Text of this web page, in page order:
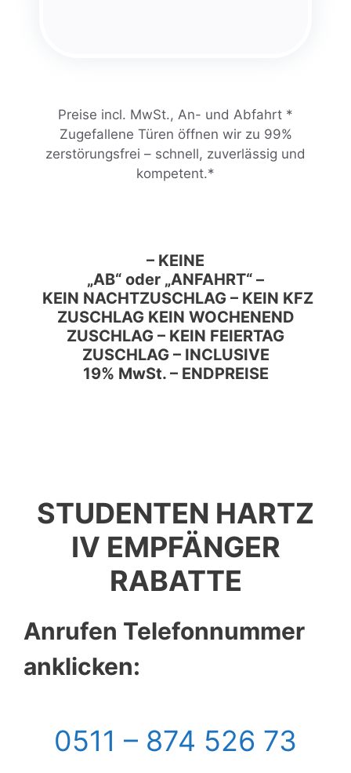
Preise incl. MwSt., An- und Abfahrt *
Zugefallene Türen öffnen wir zu 99%
zerstörungsfrei – schnell, zuverlässig und
kompetent.*
– KEINE
„AB“ oder „ANFAHRT“ –
KEIN NACHTZUSCHLAG – KEIN KFZ
ZUSCHLAG KEIN WOCHENEND
ZUSCHLAG – KEIN FEIERTAG
ZUSCHLAG – INCLUSIVE
19% MwSt. – ENDPREISE
STUDENTEN HARTZ
IV EMPFÄNGER
RABATTE
Anrufen Telefonnummer
anklicken:
0511 – 874 526 73